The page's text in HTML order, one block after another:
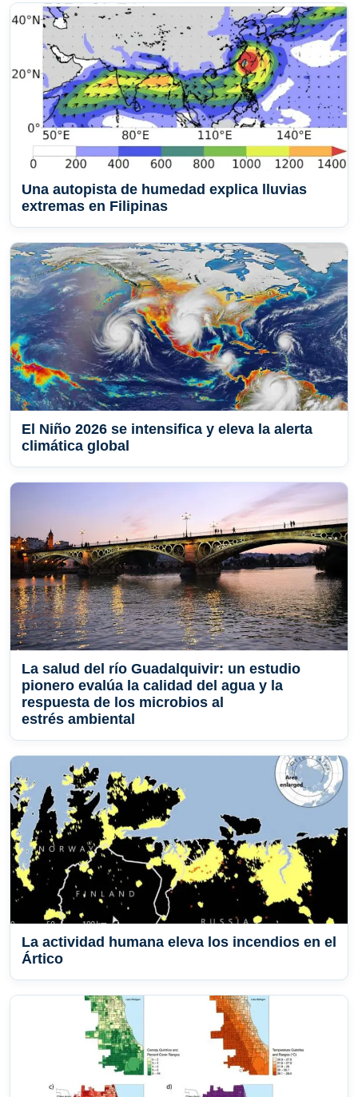
Una autopista de humedad explica lluvias
extremas en Filipinas
El Niño 2026 se intensifica y eleva la alerta
climática global
La salud del río Guadalquivir: un estudio
pionero evalúa la calidad del agua y la
respuesta de los microbios al
estrés ambiental
La actividad humana eleva los incendios en el
Ártico